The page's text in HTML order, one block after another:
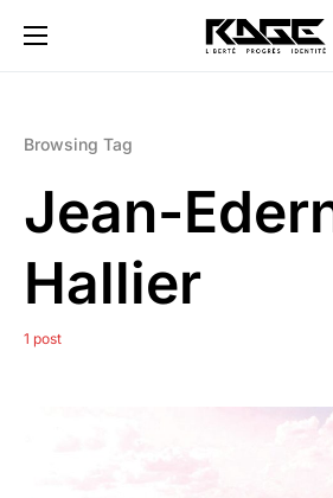
Browsing Tag
Jean-
Hallier
1 post